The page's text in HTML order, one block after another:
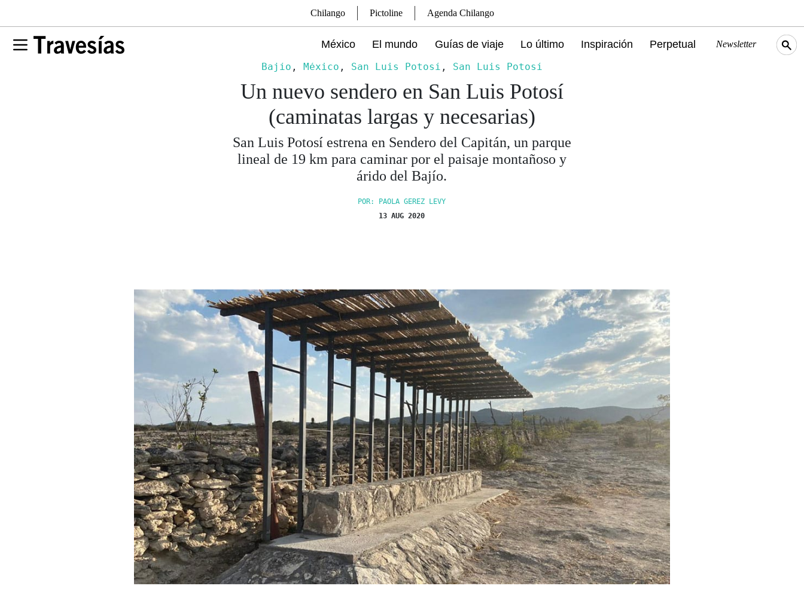
Chilango Pictoline Agenda Chilango
México El mundo Guías de viaje Lo último Inspiración Perpetual Newsletter
Bajío , México , San Luis Potosí , San Luis Potosí
Un nuevo sendero en San Luis Potosí
(caminatas largas y necesarias)
San Luis Potosí estrena en Sendero del Capitán, un parque
lineal de 19 km para caminar por el paisaje montañoso y
árido del Bajío.
POR: PAOLA GEREZ LEVY
13 AUG 2020